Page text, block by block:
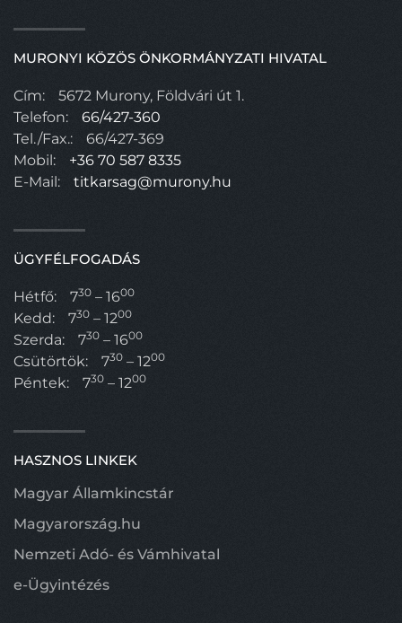
MURONYI KÖZÖS ÖNKORMÁNYZATI HIVATAL
Cím:
5672 Murony, Földvári út 1.
Telefon:
66/427-360
Tel./Fax.:
66/427-369
Mobil:
+36 70 587 8335
E-Mail:
titkarsag@murony.hu
ÜGYFÉLFOGADÁS
Hétfő: 730 – 1600
Kedd: 730 – 1200
Szerda: 730 – 1600
Csütörtök: 730 – 1200
Péntek: 730 – 1200
HASZNOS LINKEK
Magyar Államkincstár
Magyarország.hu
Nemzeti Adó- és Vámhivatal
e-Ügyintézés